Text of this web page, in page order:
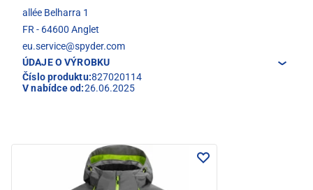
allée Belharra 1
FR - 64600 Anglet
eu.service@spyder.com
ÚDAJE O VÝROBKU
Číslo produktu:827020114
V nabídce od:26.06.2025